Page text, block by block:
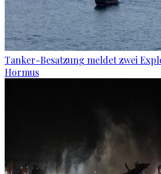
Tanker-Besatzung meldet zwei
Hormus